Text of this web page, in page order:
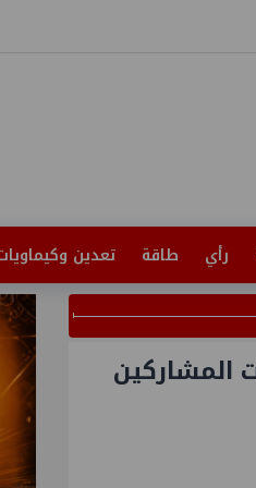
رأي طاقة تعدين
المشاركين